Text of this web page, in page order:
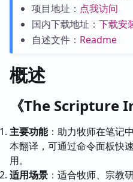
项目地址： 点我访问
国内下载地址： 下载安
自述文件： Readme
概述
《The Scripture
主要功能：助力牧师在笔记
本翻译，可通过命令面板快
用。
适用场景 ：适合牧师、宗教